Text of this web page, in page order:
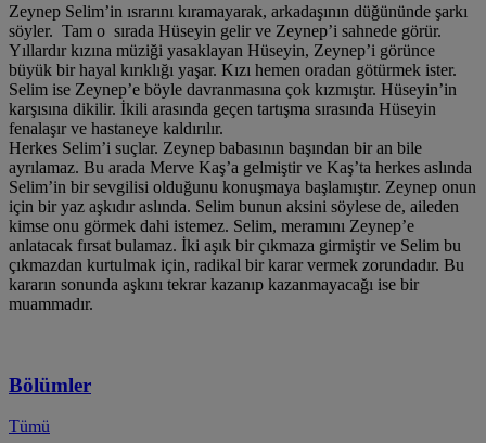
Zeynep Selim’in ısrarını kıramayarak, arkadaşının düğününde şarkı
söyler. Tam o sırada Hüseyin gelir ve Zeynep’i sahnede görür.
Yıllardır kızına müziği yasaklayan Hüseyin, Zeynep’i görünce
büyük bir hayal kırıklığı yaşar. Kızı hemen oradan götürmek ister.
Selim ise Zeynep’e böyle davranmasına çok kızmıştır. Hüseyin’in
karşısına dikilir. İkili arasında geçen tartışma sırasında Hüseyin
fenalaşır ve hastaneye kaldırılır.
Herkes Selim’i suçlar. Zeynep babasının başından bir an bile
ayrılamaz. Bu arada Merve Kaş’a gelmiştir ve Kaş’ta herkes aslında
Selim’in bir sevgilisi olduğunu konuşmaya başlamıştır. Zeynep onun
için bir yaz aşkıdır aslında. Selim bunun aksini söylese de, aileden
kimse onu görmek dahi istemez. Selim, meramını Zeynep’e
anlatacak fırsat bulamaz. İki aşık bir çıkmaza girmiştir ve Selim bu
çıkmazdan kurtulmak için, radikal bir karar vermek zorundadır. Bu
kararın sonunda aşkını tekrar kazanıp kazanmayacağı ise bir
muammadır.
Bölümler
Tümü